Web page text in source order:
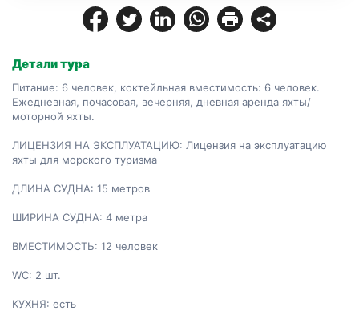
Детали тура
Питание: 6 человек, коктейльная вместимость: 6 человек.
Ежедневная, почасовая, вечерняя, дневная аренда яхты/
моторной яхты.
ЛИЦЕНЗИЯ НА ЭКСПЛУАТАЦИЮ: Лицензия на эксплуатацию
яхты для морского туризма
ДЛИНА СУДНА: 15 метров
ШИРИНА СУДНА: 4 метра
ВМЕСТИМОСТЬ: 12 человек
WC: 2 шт.
КУХНЯ: есть